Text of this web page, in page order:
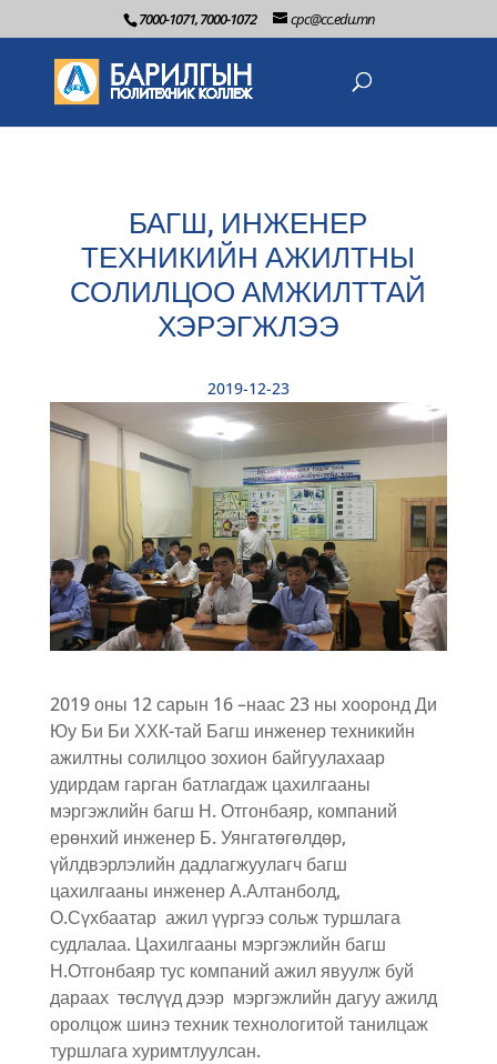
7000-1071, 7000-1072 cpc@cc.edu.mn
БАГШ, ИНЖЕНЕР
ТЕХНИКИЙН АЖИЛТНЫ
СОЛИЛЦОО АМЖИЛТТАЙ
ХЭРЭГЖЛЭЭ
2019-12-23
2019 оны 12 сарын 16 –наас 23 ны хооронд Ди
Юу Би Би ХХК-тай Багш инженер техникийн
ажилтны солилцоо зохион байгуулахаар
удирдам гарган батлагдаж цахилгааны
мэргэжлийн багш Н. Отгонбаяр, компаний
ерөнхий инженер Б. Уянгатөгөлдөр,
үйлдвэрлэлийн дадлагжуулагч багш
цахилгааны инженер А.Алтанболд,
О.Сүхбаатар ажил үүргээ сольж туршлага
судлалаа. Цахилгааны мэргэжлийн багш
Н.Отгонбаяр тус компаний ажил явуулж буй
дараах төслүүд дээр мэргэжлийн дагуу ажилд
оролцож шинэ техник технологитой танилцаж
туршлага хуримтлуулсан.